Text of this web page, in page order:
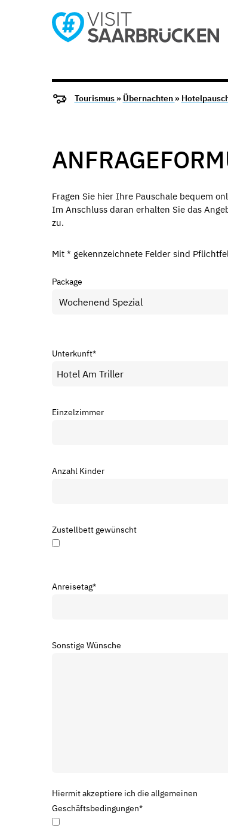
Tourismus » Übernachten »
Fragen Sie hier Ihre Pauschale bequem
Im Anschluss daran erhalten Sie das
zu.
Mit * gekennzeichnete Felder sind
Package
Unterkunft*
Einzelzimmer
Anzahl Kinder
Zustellbett gewünscht
Anreisetag*
Sonstige Wünsche
Hiermit akzeptiere ich die allgemeinen
Geschäftsbedingungen*